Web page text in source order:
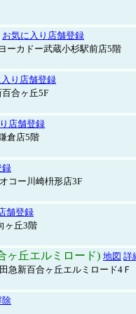
お気に入り店舗登録
ーカドー武蔵小杉駅前店5階
り店舗登録
合ヶ丘5F
店舗登録
倉店5階
録
コー川崎枡形店3F
舗登録
ヶ丘3階
ヶ丘エルミロード) 地図 詳
急新百合ヶ丘エルミロード4Ｆ
除